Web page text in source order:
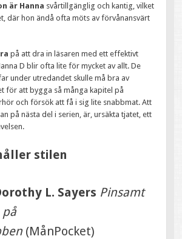
är Hanna svårtillgänglig och kantig, vilket
där hon ändå ofta möts av förvånansvärt
på att dra in läsaren med ett effektivt
D blir ofta lite för mycket av allt. De
under utredandet skulle må bra av
för att bygga så många kapitel på
och försök att få i sig lite snabbmat. Att
på nästa del i serien, är, ursäkta tjatet, ett
stilen
L. Sayers Pinsamt
(MånPocket)